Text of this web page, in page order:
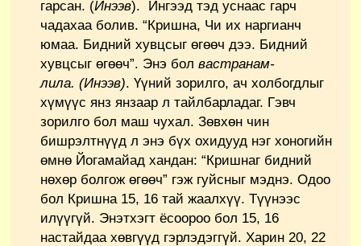
гарсан. (Инээв). Ингээд тэд уснаас гарч
чадахаа болив. “Кришна, Чи их наргианч
юмаа. Бидний хувцсыг өгөөч дээ. Бидний
хувцсыг өгөөч”. Энэ бол вастранам-
лила. (Инээв). Үүний зорилго, ач холбогдлыг
хүмүүс янз янзаар л тайлбарладаг. Гэвч
зорилго бол маш чухал. Зөвхөн чин
бишрэлтнүүд л энэ бүх охидууд нэг хоногийн
өмнө Йогамайад хандан: “Кришнаг бидний
нөхөр болгож өгөөч” гэж гуйсныг мэднэ. Одоо
бол Кришна 15, 16 тай жаалхүү. Түүнээс
илүүгүй. Энэтхэгт ёсоороо бол 15, 16
настайдаа хөвгүүд гэрлэдэггүй. Харин 20, 22